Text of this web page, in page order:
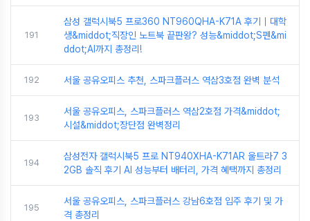
191
삼성 갤럭시북5 프로360 NT960QHA-K71A 후기｜대학
생&middot;직장인 노트북 끝판왕? 성능&middot;S펜&mi
ddot;AI까지 총정리!
192 서울 공유오피스 추천, 스파크플러스 역삼3호점 완벽 분석
193
서울 공유오피스, 스파크플러스 역삼2호점 가격&middot;
시설&middot;장단점 완벽정리
194
삼성전자 갤럭시북5 프로 NT940XHA-K71AR 울트라7 3
2GB 솔직 후기 AI 성능부터 배터리, 가격 혜택까지 총정리
195
서울 공유오피스, 스파크플러스 강남6호점 입주 후기 및 가
격 총정리